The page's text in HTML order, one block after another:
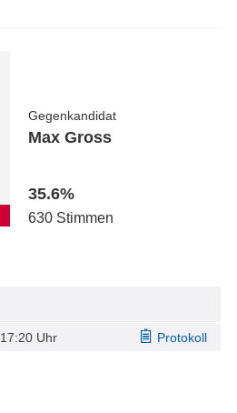
Gegenkandidat
Max Gross
35.6%
630 Stimmen
17:20 Uhr Protokoll